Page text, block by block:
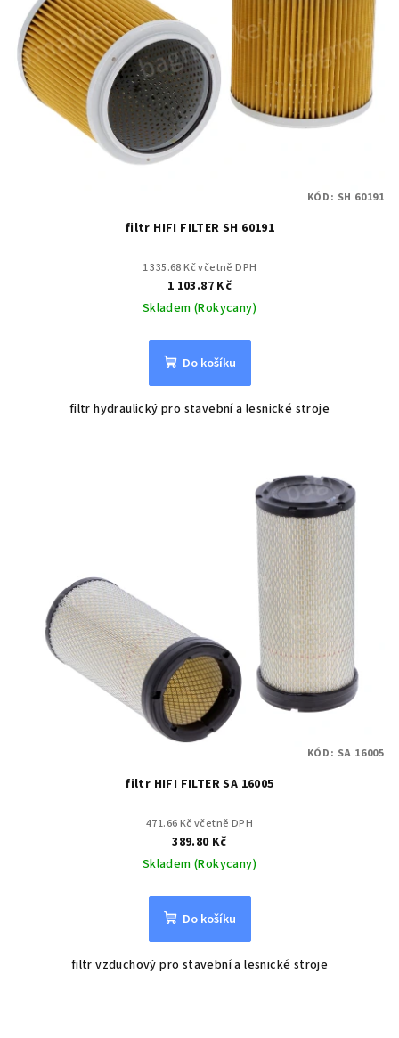
filtr HIFI FILTER SH 60191
1 335.68 Kč včetně DPH
1 103.87 Kč
Skladem (Rokycany)
Do košíku
filtr hydraulický pro stavební a lesnické stroje
KÓD: SH 60191
filtr HIFI FILTER SA 16005
471.66 Kč včetně DPH
389.80 Kč
Skladem (Rokycany)
Do košíku
filtr vzduchový pro stavební a lesnické stroje
KÓD: SA 16005